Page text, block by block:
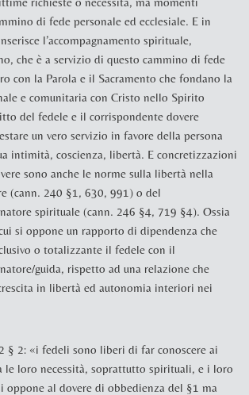
di fede personale ed ecclesiale. E in
l’accompagnamento spirituale,
che è a servizio di questo cammino di fede
con la Parola e il Sacramento che fondano la
e comunitaria con Cristo nello Spirito
del fedele e il corrispondente dovere
un vero servizio in favore della persona
intimità, coscienza, libertà. E concretizzazioni
sono anche le norme sulla libertà nella
(cann. 240 §1, 630, 991) o del
spirituale (cann. 246 §4, 719 §4). Ossia
si oppone un rapporto di dipendenza che
o totalizzante il fedele con il
guida, rispetto ad una relazione che
in libertà ed autonomia interiori nei
§ 2: «i fedeli sono liberi di far conoscere ai
le loro necessità, soprattutto spirituali, e i loro
oppone al dovere di obbedienza del §1 ma